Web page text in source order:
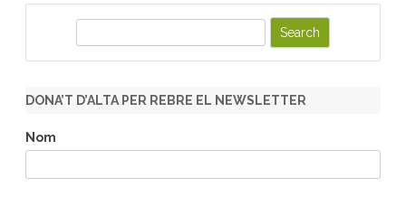
r
h
DONA’T D’ALTA PER REBRE EL NEWSLETTER
Nom